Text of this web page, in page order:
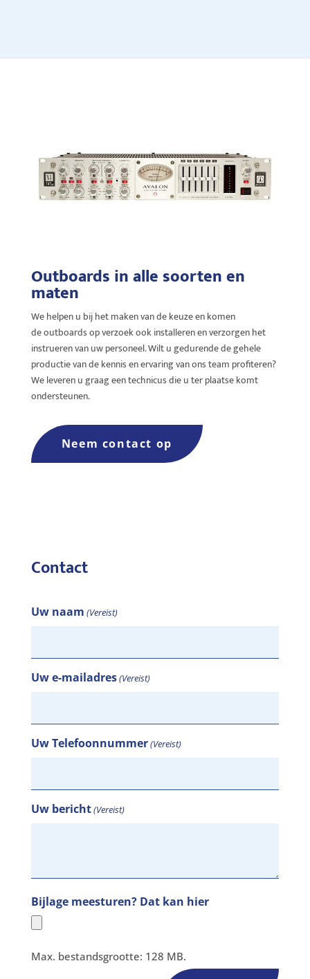
Outboards in alle soorten en
maten
We helpen u bij het maken van de keuze en komen
deoutboardsop verzoek ook installeren en verzorgen het
instrueren van uw personeel. Wilt u gedurende de gehele
productie van de kennis en ervaring van ons team profiteren?
We leveren u graag een technicus die u ter plaatse komt
ondersteunen.
Neem contact op
Contact
Uw naam (Vereist)
Uw e-mailadres(Vereist)
Uw Telefoonnummer(Vereist)
Uw bericht(Vereist)
Bijlage meesturen? Dat kan hier
Max. bestandsgrootte: 128 MB.